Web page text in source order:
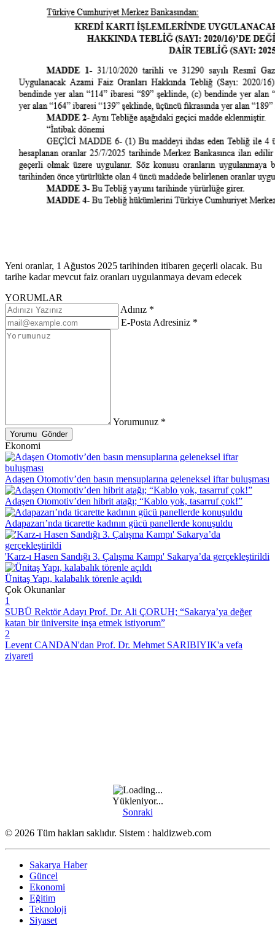
Yeni oranlar, 1 Ağustos 2025 tarihinden itibaren geçerli olacak. Bu
tarihe kadar mevcut faiz oranları uygulanmaya devam edecek
YORUMLAR
Adınız *
E-Posta Adresiniz *
Yorumunuz *
Ekonomi
Adaşen Otomotiv’den basın mensuplarına geleneksel iftar buluşması
Adaşen Otomotiv’den hibrit atağı; “Kablo yok, tasarruf çok!”
Adapazarı’nda ticarette kadının gücü panellerde konuşuldu
'Karz-ı Hasen Sandığı 3. Çalışma Kampı' Sakarya’da gerçekleştirildi
Ünitaş Yapı, kalabalık törenle açıldı
Çok Okunanlar
1
SUBÜ Rektör Adayı Prof. Dr. Ali ÇORUH; “Sakarya’ya değer
katan bir üniversite inşa etmek istiyorum”
2
Levent CANDAN'dan Prof. Dr. Mehmet SARIBIYIK'a vefa
ziyareti
Yükleniyor...
Sonraki
© 2026 Tüm hakları saklıdır. Sistem : haldizweb.com
Sakarya Haber
Güncel
Ekonomi
Eğitim
Teknoloji
Siyaset